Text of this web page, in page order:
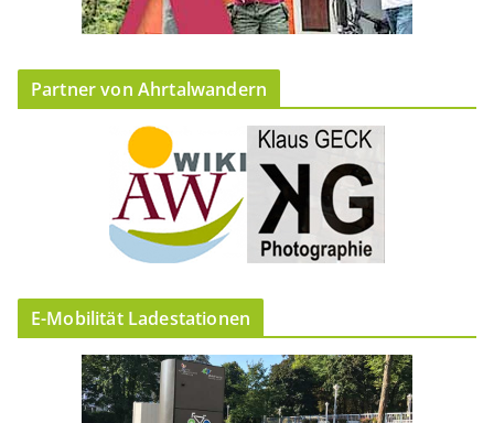
Partner von Ahrtalwandern
E-Mobilität Ladestationen